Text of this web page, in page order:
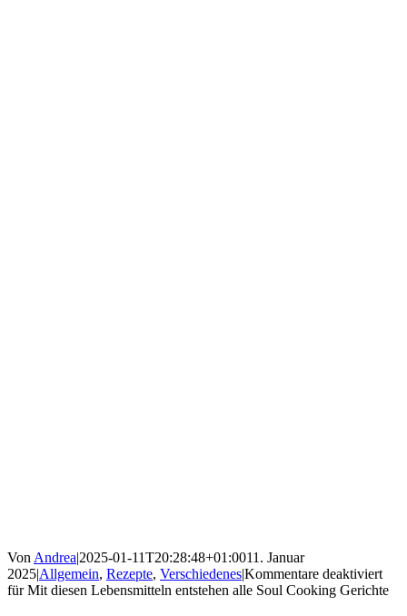
Von Andrea|2025-01-11T20:28:48+01:0011. Januar
2025|Allgemein, Rezepte, Verschiedenes|Kommentare deaktiviert
für Mit diesen Lebensmitteln entstehen alle Soul Cooking Gerichte